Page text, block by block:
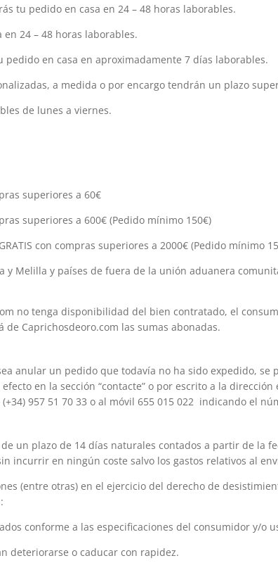
tu pedido en casa en 24 – 48 horas laborables.
en 24 – 48 horas laborables.
pedido en casa en aproximadamente 7 días laborables.
a medida o por encargo tendrán un plazo
de lunes a viernes.
superiores a 60€
superiores a 600€ (Pedido mínimo 150€)
con compras superiores a 2000€ (Pedido mínimo
y Melilla y países de fuera de la unión aduanera
no tenga disponibilidad del bien contratado, el
Caprichosdeoro.com las sumas abonadas.
anular un pedido que todavía no ha sido expedido,
en la sección “contacte” o por escrito a la
957 51 70 33 o al móvil 655 015 022 indicando el
un plazo de 14 días naturales contados a partir de la
incurrir en ningún coste salvo los gastos relativos al
(entre otras) en el ejercicio del derecho de
conforme a las especificaciones del consumidor y/o
deteriorarse o caducar con rapidez.